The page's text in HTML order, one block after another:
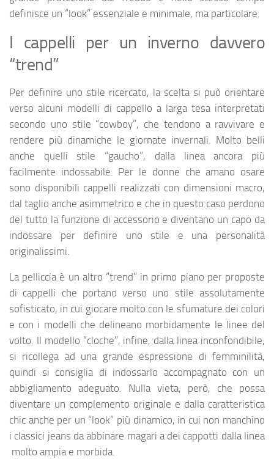
definisce un “look” essenziale e minimale, ma particolare.
I cappelli per un inverno davvero
“trend”
Per definire uno stile ricercato, la scelta si può orientare
verso alcuni modelli di cappello a larga tesa interpretati
secondo uno stile “cowboy”, che tendono a ravvivare e
rendere più dinamiche le giornate invernali. Molto belli
anche quelli stile “gaucho”, dalla linea ancora più
facilmente indossabile. Per le donne che amano osare
sono disponibili cappelli realizzati con dimensioni macro,
dal taglio anche asimmetrico e che in questo caso perdono
del tutto la funzione di accessorio e diventano un capo da
indossare per definire uno stile e una personalità
originalissimi.
La pelliccia è un altro “trend” in primo piano per proposte
di cappelli che portano verso uno stile assolutamente
sofisticato, in cui giocare molto con le sfumature dei colori
e con i modelli che delineano morbidamente le linee del
volto. Il modello “cloche”, infine, dalla linea inconfondibile,
si ricollega ad una grande espressione di femminilità,
quindi si consiglia di indossarlo accompagnato con un
abbigliamento adeguato. Nulla vieta, però, che possa
diventare un complemento originale e dalla caratteristica
chic anche per un “look” più dinamico, in cui non manchino
i classici jeans da abbinare magari a dei cappotti dalla linea
molto ampia e morbida.